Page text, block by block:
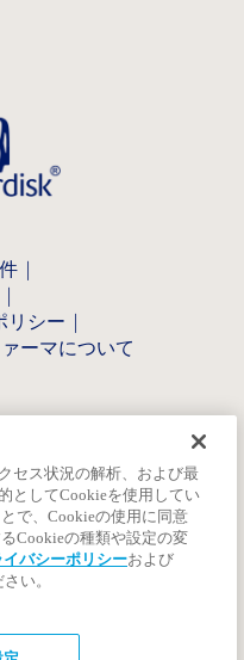
リシー
ーマについて
セス状況の解析、および最
としてCookieを使用してい
で、Cookieの使用に同意
Cookieの種類や設定の変
バシーポリシーおよび
い。